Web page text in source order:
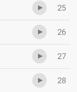
25
26
27
28